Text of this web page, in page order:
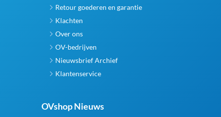
Retour goederen en garantie
Klachten
Over ons
OV-bedrijven
Nieuwsbrief Archief
Klantenservice
OVshop Nieuws